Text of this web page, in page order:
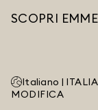
SCOPRI EMME
Italiano | ITALIA
MODIFICA